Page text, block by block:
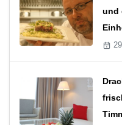
und